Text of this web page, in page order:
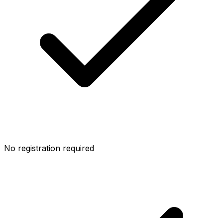
No registration required